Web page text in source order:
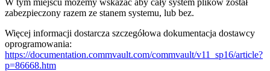
zabezpieczony razem ze stanem systemu, lub bez.
Więcej informacji dostarcza szczegółowa dokumentacja dostawcy
oprogramowania:
https://documentation.commvault.com/commvault/v11_sp16/article?
p=86668.htm